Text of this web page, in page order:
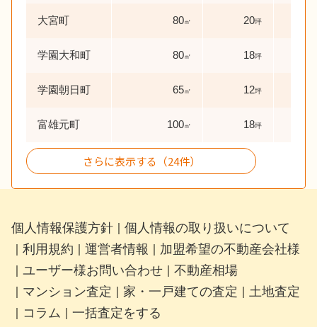
大宮町 80㎡ 20坪
学園大和町 80㎡ 18坪
学園朝日町 65㎡ 12坪
富雄元町 100㎡ 18坪
さらに表示する（24件）
個人情報保護方針 個人情報の取り扱いについて
利用規約 運営者情報 加盟希望の不動産会社様
ユーザー様お問い合わせ 不動産相場
マンション査定 家・一戸建ての査定 土地査定
コラム 一括査定をする